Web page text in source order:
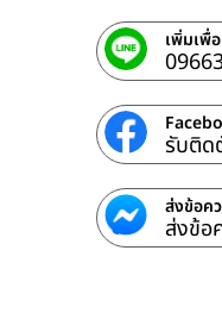
เพิ่มเพื่
รับติด
ส่งข้อค
ส่งข้อ